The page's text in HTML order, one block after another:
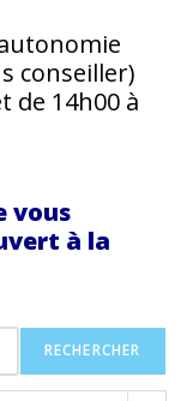
conseiller)
de 14h00 à
vous
à la
RECHERCHER